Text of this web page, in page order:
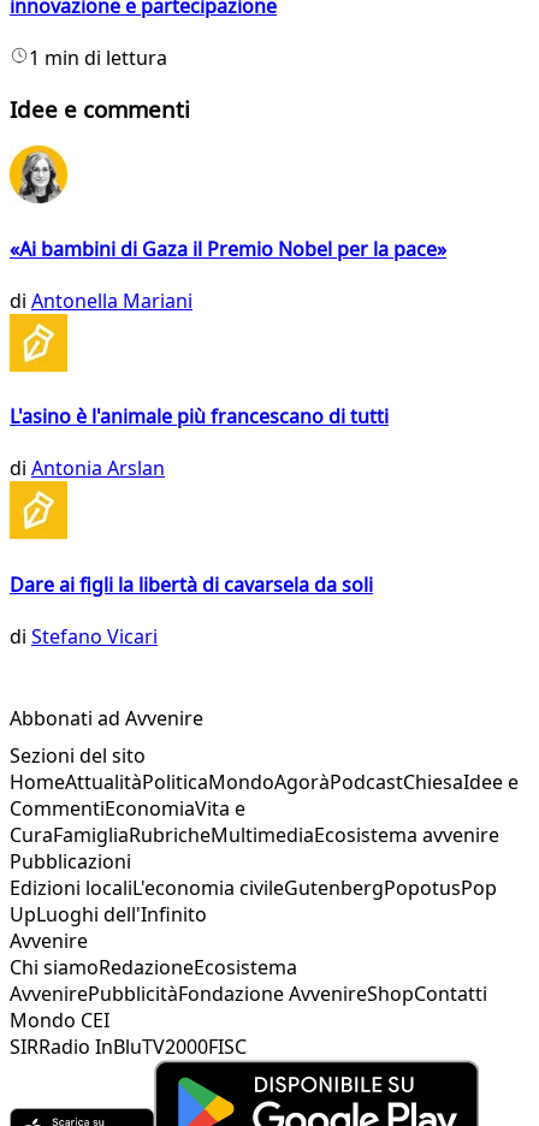
innovazione e partecipazione
1 min di lettura
Idee e commenti
«Ai bambini di Gaza il Premio Nobel per la pace»
di Antonella Mariani
L'asino è l'animale più francescano di tutti
di Antonia Arslan
Dare ai figli la libertà di cavarsela da soli
di Stefano Vicari
Abbonati ad Avvenire
Sezioni del sito
HomeAttualitàPoliticaMondoAgoràPodcastChiesaIdee e
CommentiEconomiaVita e
CuraFamigliaRubricheMultimediaEcosistema avvenire
Pubblicazioni
Edizioni localiL'economia civileGutenbergPopotusPop
UpLuoghi dell'Infinito
Avvenire
Chi siamoRedazioneEcosistema
AvvenirePubblicitàFondazione AvvenireShopContatti
Mondo CEI
SIRRadio InBluTV2000FISC